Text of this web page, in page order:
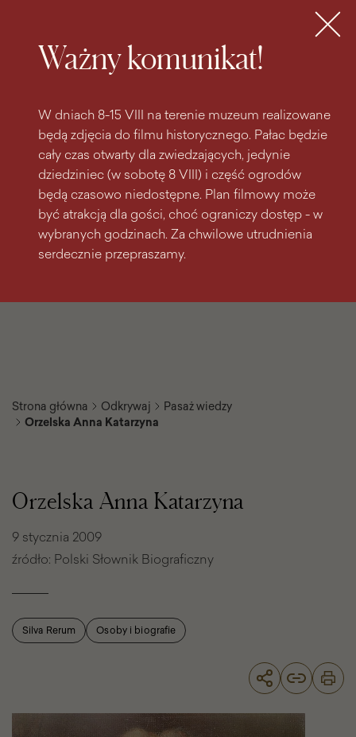
Ważny komunikat!
W dniach 8-15 VIII na terenie muzeum realizowane
będą zdjęcia do filmu historycznego. Pałac będzie
cały czas otwarty dla zwiedzających, jedynie
dziedziniec (w sobotę 8 VIII) i część ogrodów
będą czasowo niedostępne. Plan filmowy może
być atrakcją dla gości, choć ograniczy dostęp - w
wybranych godzinach. Za chwilowe utrudnienia
serdecznie przepraszamy.
MENU
Strona główna Odkrywaj
Pasaż wiedzy
Orzelska Anna Katarzyna
Katarzyna
Orzelska Anna Katarzyna
9 stycznia 2009
źródło: Polski Słownik Biograficzny
Silva Rerum Osoby i biografie
Orzelska